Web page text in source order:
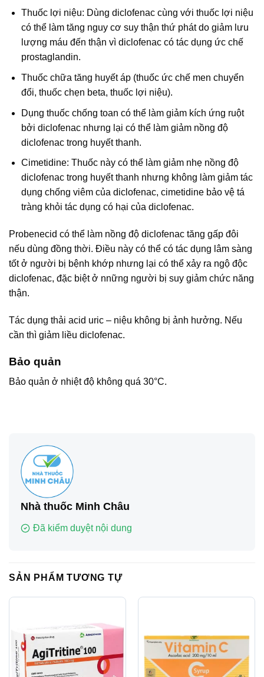
Thuốc lợi niệu: Dùng diclofenac cùng với thuốc lợi niệu
có thể làm tăng nguy cơ suy thận thứ phát do giảm lưu
lượng máu đến thận vì diclofenac có tác dụng ức chế
prostaglandin.
Thuốc chữa tăng huyết áp (thuốc ức chế men chuyển
đổi, thuốc chẹn beta, thuốc lợi niệu).
Dụng thuốc chống toan có thể làm giảm kích ứng ruột
bởi diclofenac nhưng lại có thể làm giảm nồng độ
diclofenac trong huyết thanh.
Cimetidine: Thuốc này có thể làm giảm nhẹ nồng độ
diclofenac trong huyết thanh nhưng không làm giảm tác
dụng chống viêm của diclofenac, cimetidine bảo vệ tá
tràng khỏi tác dụng có hại của diclofenac.
Probenecid có thể làm nồng độ diclofenac tăng gấp đôi
nếu dùng đồng thời. Điều này có thể có tác dụng lâm sàng
tốt ở người bị bệnh khớp nhưng lại có thể xảy ra ngộ độc
diclofenac, đặc biệt ở nnững người bị suy giảm chức năng
thận.
Tác dụng thải acid uric – niệu không bị ảnh hưởng. Nếu
cần thì giảm liều diclofenac.
Bảo quản
Bảo quản ở nhiệt độ không quá 30°C.
Nhà thuốc Minh Châu
Đã kiểm duyệt nội dung
SẢN PHẨM TƯƠNG TỰ